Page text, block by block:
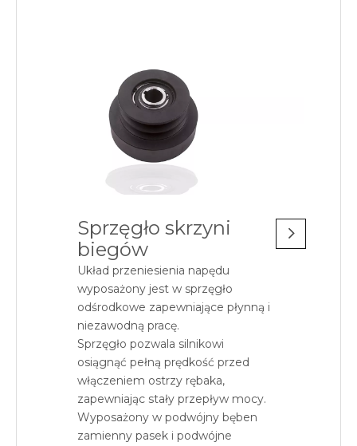
Sprzęgło skrzyni
biegów
Układ przeniesienia napędu
wyposażony jest w sprzęgło
odśrodkowe zapewniające płynną i
niezawodną pracę.
Sprzęgło pozwala silnikowi
osiągnąć pełną prędkość przed
włączeniem ostrzy rębaka,
zapewniając stały przepływ mocy.
Wyposażony w podwójny bęben
zamienny pasek i podwójne